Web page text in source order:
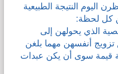
اليوم النتيجة الطبيعية
كل لحظة:
الذي يحولهن إلى
أنفسهن مهما بلغن
قيمة سوى أن يكن عبدات